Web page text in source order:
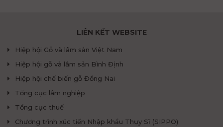
LIÊN KẾT WEBSITE
Hiệp hội Gỗ và lâm sản Việt Nam
Hiệp hội gỗ và lâm sản Bình Định
Hiệp hội chế biến gỗ Đồng Nai
Tổng cục lâm nghiệp
Tổng cục thuế
Chương trình xúc tiến Nhập khẩu Thụy Sĩ (SIPPO)